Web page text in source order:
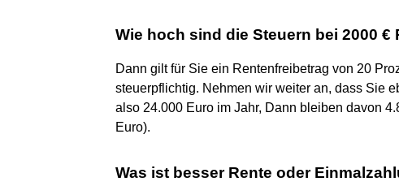
Wie hoch sind die Steuern bei 2000 €
Dann gilt für Sie ein Rentenfreibetrag von 20
steuerpflichtig. Nehmen wir weiter an, dass Sie
also 24.000 Euro im Jahr, Dann bleiben davon
Euro).
Was ist besser Rente oder